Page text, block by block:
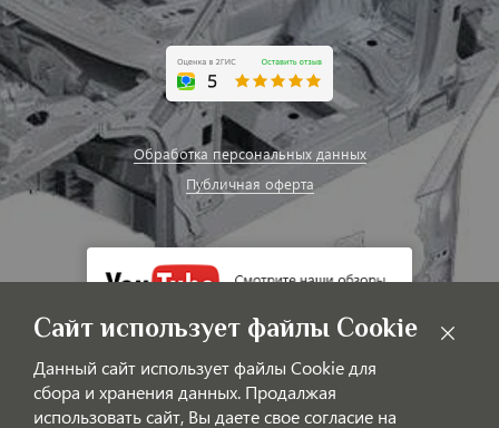
Обработка персональных данных
Публичная оферта
Сайт использует файлы Cookie
Данный сайт использует файлы Cookie для
сбора и хранения данных. Продалжая
использовать сайт, Вы даете свое согласие на